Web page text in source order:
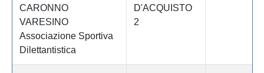
CARONNO
VARESINO
Associazione Sportiva
Dilettantistica
D'ACQUISTO
2